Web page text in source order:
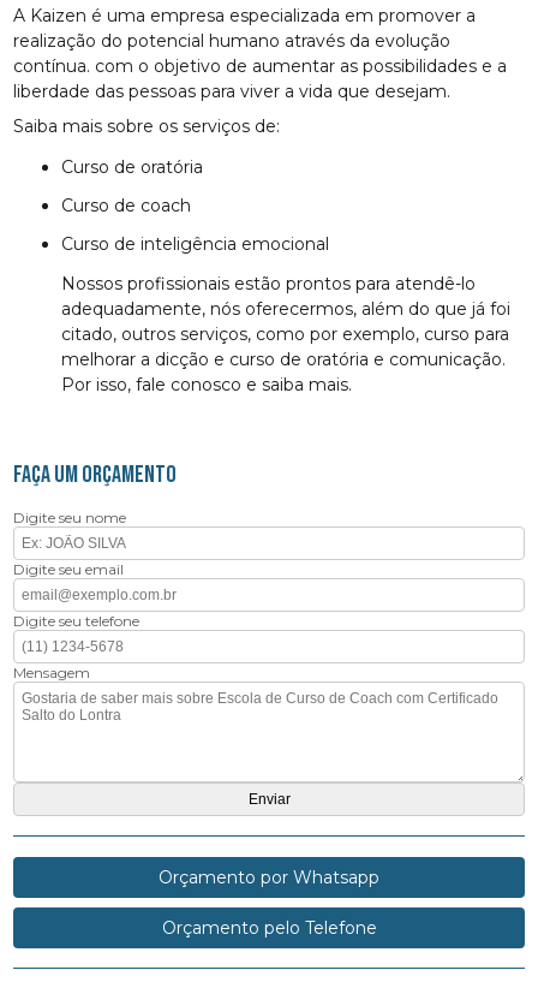
A Kaizen é uma empresa especializada em promover a
realização do potencial humano através da evolução
contínua. com o objetivo de aumentar as possibilidades e a
liberdade das pessoas para viver a vida que desejam.
Saiba mais sobre os serviços de:
curso de oratória
curso de coach
curso de inteligência emocional
Nossos profissionais estão prontos para atendê-lo
adequadamente, nós oferecermos, além do que já foi
citado, outros serviços, como por exemplo, curso para
melhorar a dicção e curso de oratória e comunicação.
Por isso, fale conosco e saiba mais.
FAÇA UM ORÇAMENTO
Digite seu nome
Digite seu email
Digite seu telefone
Mensagem
Orçamento por Whatsapp
Orçamento pelo Telefone